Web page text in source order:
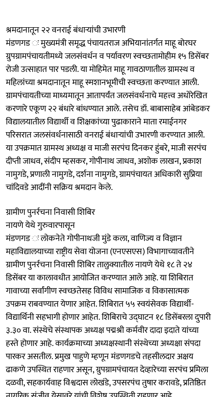
श्रमदानातून २२ वनराई बंधाऱ्यांची उभारणी
मंडणगड ः मुख्यमंत्री समृद्ध पंचायतराज अभियानांतर्गत माहू बोरघर
ग्रुपग्रामपंचायतीमध्ये जलसंवर्धन व पर्यावरण स्वच्छतामोहीम १५ डिसेंबर
रोजी उत्साहात पार पडली. या मोहिमेत माहू गावठाणातील ग्रामस्थ व
महिलांच्या श्रमदानातून माहू स्मशानभूमीची स्वच्छता करण्यात आली.
ग्रामपंचायतीच्या माध्यमातून आतापर्यंत जलसंवर्धनाचे महत्त्व अधोरेखित
करणारे एकूण २२ बंधारे बांधण्यात आले. तसेच डॉ. बाबासाहेब आंबेडकर
विद्यालयातील विद्यार्थी व शिक्षकांच्या पुढाकाराने माता रमाईनगर
परिसरात जलसंवर्धनासाठी वनराई बंधाऱ्यांची उभारणी करण्यात आली.
या उपक्रमात ग्रामस्थ अध्यक्ष व माजी सरपंच दिनकर हुंबरे, माजी सरपंच
दीप्ती जाधव, संदीप म्हसकर, गोपीनाथ जाधव, अशोक लाखन, प्रकाश
नामुगडे, प्रणाली नामुगडे, दर्शना नामुगडे, ग्रामपंचायत अधिकारी सुप्रिया
चांदिवडे आदींनी सक्रिय श्रमदान केले.
ग्रामीण पुनर्रचना निवासी शिबिर
नायणे येथे गुरुवारपासून
मंडणगड ः लोकनेते गोपीनाथजी मुंडे कला, वाणिज्य व विज्ञान
महाविद्यालयाच्या राष्ट्रीय सेवा योजना (एनएसएस) विभागाच्यावतीने
ग्रामीण पुनर्रचना निवासी शिबिर तालुक्यातील नायणे येथे १८ ते २४
डिसेंबर या कालावधीत आयोजित करण्यात आले आहे. या शिबिरात
गावाच्या सर्वांगीण स्वच्छतेसह विविध सामाजिक व विकासात्मक
उपक्रम राबवण्यात येणार आहेत. शिबिरात ५५ स्वयंसेवक विद्यार्थी-
विद्यार्थिनी सहभागी होणार आहेत. शिबिराचे उद्घाटन १८ डिसेंबरला दुपारी
३.३० वा. संस्थेचे संस्थापक अध्यक्ष पद्मश्री कर्मवीर दादा इदाते यांच्या
हस्ते होणार आहे. कार्यक्रमाच्या अध्यक्षस्थानी संस्थेच्या अध्यक्षा संपदा
पारकर असतील. प्रमुख पाहुणे म्हणून मंडणगडचे तहसीलदार अक्षय
ढाकणे उपस्थित राहणार असून, ग्रुपग्रामपंचायत देव्हारेच्या सरपंच प्रमिला
दळवी, सहकार्यवाह विश्वदास लोखंडे, उपसरपंच तुषार करावडे, प्रतिष्ठित